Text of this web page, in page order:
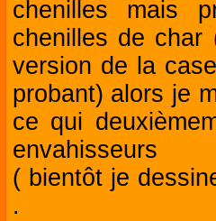
chenilles mais
chenilles de char
version de la
probant) alors je
ce qui
envahisseurs
( bientôt je
.